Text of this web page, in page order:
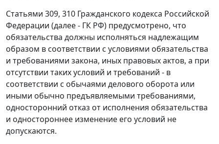
Статьями 309, 310 Гражданского кодекса Российской
Федерации (далее - ГК РФ) предусмотрено, что
обязательства должны исполняться надлежащим
образом в соответствии с условиями обязательства
и требованиями закона, иных правовых актов, а при
отсутствии таких условий и требований - в
соответствии с обычаями делового оборота или
иными обычно предъявляемыми требованиями,
односторонний отказ от исполнения обязательства
и одностороннее изменение его условий не
допускаются.